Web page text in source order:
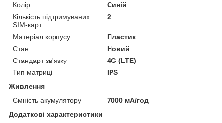
Колір
Синій
Кількість підтримуваних
SIM-карт
2
Матеріал корпусу
Пластик
Стан
Новий
Стандарт зв'язку
4G (LTE)
Тип матриці
IPS
Живлення
Ємність акумулятору
7000 мА/год
Додаткові характеристики